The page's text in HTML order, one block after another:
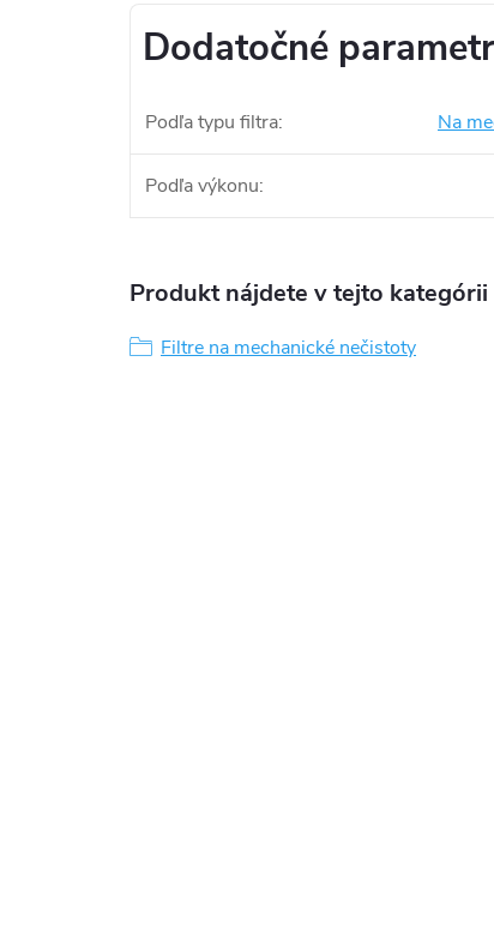
Dodatočné
Podľa typu filtra: Na
Podľa výkonu:
Produkt nájdete v tejto kategórii
Filtre na mechanické nečistoty